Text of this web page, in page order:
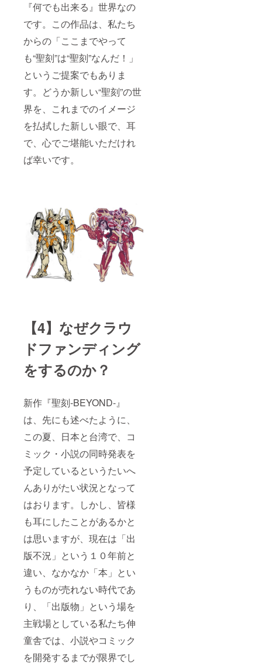
『何でも出来る』世界なの
です。この作品は、私たち
からの「ここまでやって
も“聖刻”は“聖刻”なんだ！」
というご提案でもありま
す。どうか新しい“聖刻”の世
界を、これまでのイメージ
を払拭した新しい眼で、耳
で、心でご堪能いただけれ
ば幸いです。
【4】なぜクラウ
ドファンディング
をするのか？
新作『聖刻-BEYOND-』
は、先にも述べたように、
この夏、日本と台湾で、コ
ミック・小説の同時発表を
予定しているというたいへ
んありがたい状況となって
はおります。しかし、皆様
も耳にしたことがあるかと
は思いますが、現在は「出
版不況」という１０年前と
違い、なかなか「本」とい
うものが売れない時代であ
り、「出版物」という場を
主戦場としている私たち伸
童舎では、小説やコミック
を開発するまでが限界でし